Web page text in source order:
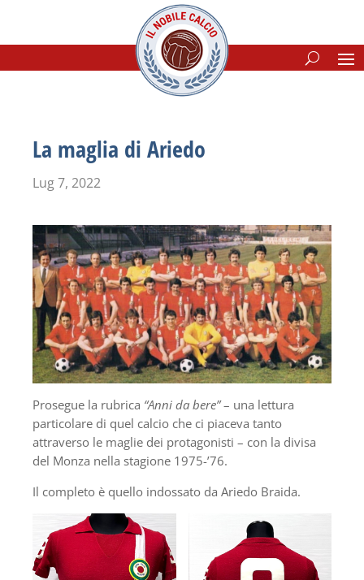
La maglia di Ariedo
Lug 7, 2022
Prosegue la rubrica “Anni da bere”– una lettura
particolare di quel calcio che ci piaceva tanto
attraverso le maglie dei protagonisti – con la divisa
del Monza nella stagione 1975-’76.
Il completo è quello indossato da Ariedo Braida.